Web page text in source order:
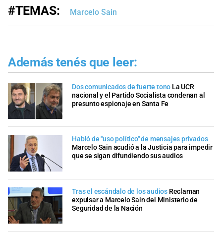
#TEMAS: Marcelo Sain
Además tenés que leer:
Dos comunicados de fuerte tono La UCR
nacional y el Partido Socialista condenan al
presunto espionaje en Santa Fe
Habló de "uso político" de mensajes privados
Marcelo Sain acudió a la Justicia para impedir
que se sigan difundiendo sus audios
Tras el escándalo de los audios Reclaman
expulsar a Marcelo Sain del Ministerio de
Seguridad de la Nación